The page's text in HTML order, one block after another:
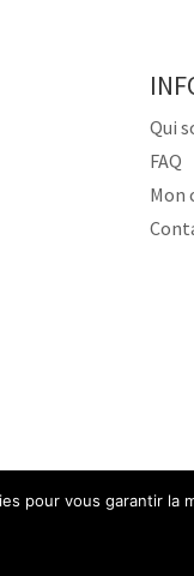
Qui
FAQ
Mon
pour vous garantir